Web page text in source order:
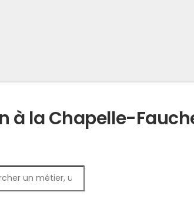
à la Chapelle-